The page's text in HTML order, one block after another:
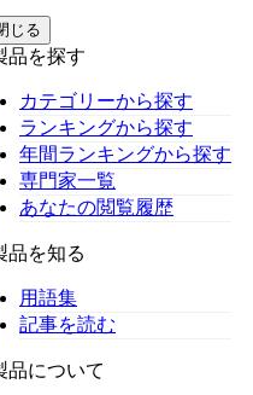
じる
品を探す
カテゴリーから探す
ランキングから探す
年間ランキングから探す
専門家一覧
あなたの閲覧履歴
品を知る
用語集
記事を読む
品について